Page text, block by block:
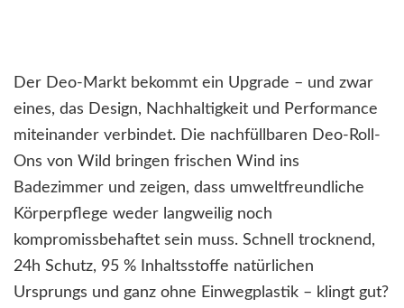
Der Deo-Markt bekommt ein Upgrade – und zwar
eines, das Design, Nachhaltigkeit und Performance
miteinander verbindet. Die nachfüllbaren Deo-Roll-
Ons von Wild bringen frischen Wind ins
Badezimmer und zeigen, dass umweltfreundliche
Körperpflege weder langweilig noch
kompromissbehaftet sein muss. Schnell trocknend,
24h Schutz, 95 % Inhaltsstoffe natürlichen
Ursprungs und ganz ohne Einwegplastik – klingt gut?